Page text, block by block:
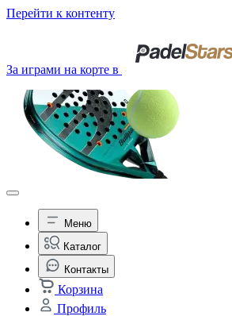
Перейти к контенту
За играми на корте в
Меню
Каталог
Контакты
Корзина
Профиль